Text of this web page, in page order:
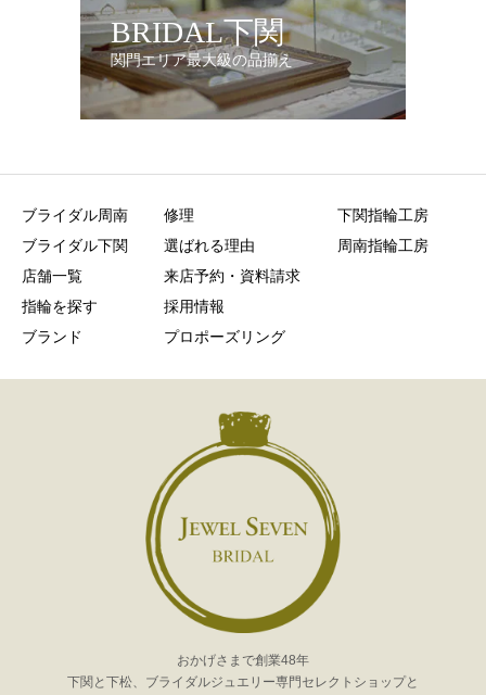
BRIDAL下関
関門エリア最大級の品揃え
ブライダル周南
ブライダル下関
店舗一覧
指輪を探す
ブランド
修理
選ばれる理由
来店予約・資料請求
採用情報
プロポーズリング
下関指輪工房
周南指輪工房
おかげさまで創業48年
下関と下松、ブライダルジュエリー専門セレクトショップと